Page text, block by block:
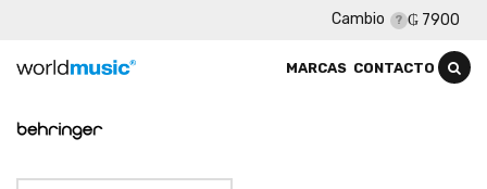
Cambio ₲ 7900
MARCAS CONTACTO